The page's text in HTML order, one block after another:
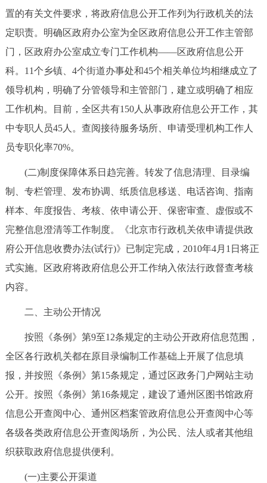
ESPAÑOL العربية PORTUGUÊS
ITALIANO
回到顶部
置的有关文件要求，将政府信息公开工作列为行政机关的法
定职责。明确区政府办公室为全区政府信息公开工作主管部
门，区政府办公室成立专门工作机构——区政府信息公开
科。11个乡镇、4个街道办事处和45个相关单位均相继成立了
领导机构，明确了分管领导和主管部门，建立或明确了相应
工作机构。目前，全区共有150人从事政府信息公开工作，其
中专职人员45人。查阅接待服务场所、申请受理机构工作人
员专职化率70%。
(二)制度保障体系日趋完善。转发了信息清理、目录编
制、专栏管理、发布协调、纸质信息移送、电话咨询、指南
样本、年度报告、考核、依申请公开、保密审查、虚假或不
完整信息澄清等工作制度。《北京市行政机关依申请提供政
府公开信息收费办法(试行)》已制定完成，2010年4月1日将正
式实施。区政府将政府信息公开工作纳入依法行政督查考核
内容。
二、主动公开情况
按照《条例》第9至12条规定的主动公开政府信息范围，
全区各行政机关都在原目录编制工作基础上开展了信息填
报，并按照《条例》第15条规定，通过区政务门户网站主动
公开。按照《条例》第16条规定，建设了通州区图书馆政府
信息公开查阅中心、通州区档案管政府信息公开查阅中心等
各级各类政府信息公开查阅场所，为公民、法人或者其他组
织获取政府信息提供便利。
(一)主要公开渠道